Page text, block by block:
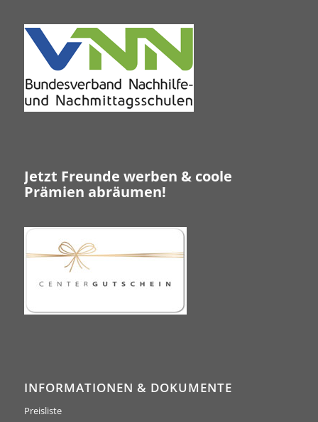
Jetzt Freunde werben & coole
Prämien abräumen!
INFORMATIONEN & DOKUMENTE
Preisliste